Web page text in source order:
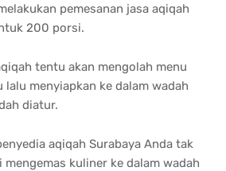
pemesanan jasa aqiqah
200 porsi.
tentu akan mengolah menu
menyiapkan ke dalam wadah
diatur.
aqiqah Surabaya Anda tak
kuliner ke dalam wadah